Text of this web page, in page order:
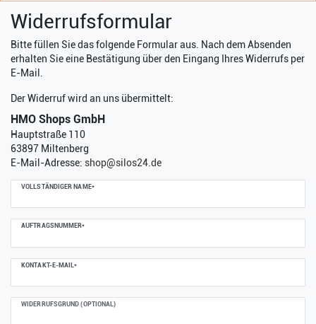
Widerrufs­formular
Bitte füllen Sie das folgende Formular aus. Nach dem Absenden
erhalten Sie eine Bestätigung über den Eingang Ihres Widerrufs per
E-Mail.
Der Widerruf wird an uns übermittelt:
HMO Shops GmbH
Hauptstraße 110
63897 Miltenberg
E-Mail-Adresse: shop@silos24.de
VOLLSTÄNDIGER NAME*
AUFTRAGSNUMMER*
KONTAKT-E-MAIL*
WIDERRUFSGRUND (OPTIONAL)
Ceres::Template.mailFormHoneypotLabel